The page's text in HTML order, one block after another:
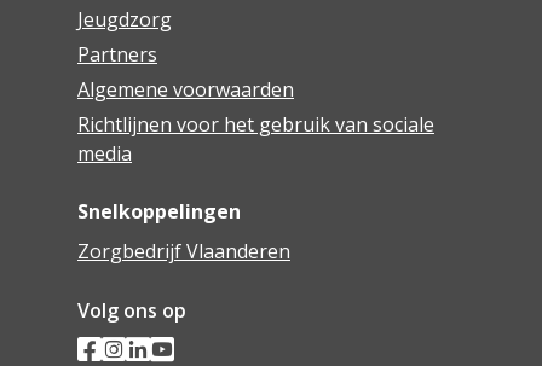
Jeugdzorg
Partners
Algemene voorwaarden
Richtlijnen voor het gebruik van sociale
media
Snelkoppelingen
Zorgbedrijf Vlaanderen
Volg ons op